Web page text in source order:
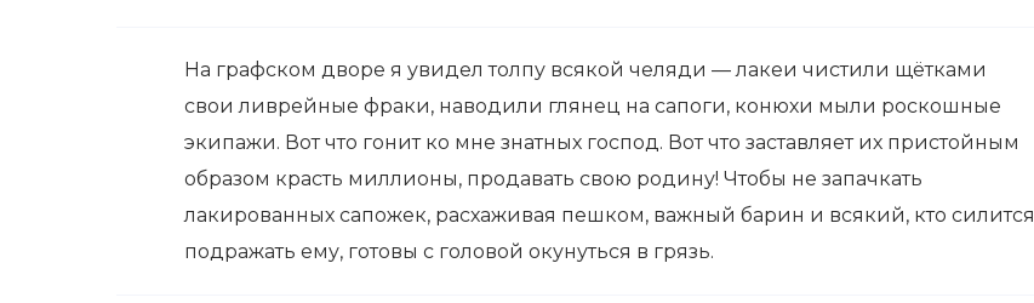
На графском дворе я увидел толпу всякой челяди — лакеи чистили щётками
свои ливрейные фраки, наводили глянец на сапоги, конюхи мыли роскошные
экипажи. Вот что гонит ко мне знатных господ. Вот что заставляет их пристойным
образом красть миллионы, продавать свою родину! Чтобы не запачкать
лакированных сапожек, расхаживая пешком, важный барин и всякий, кто силится
подражать ему, готовы с головой окунуться в грязь.